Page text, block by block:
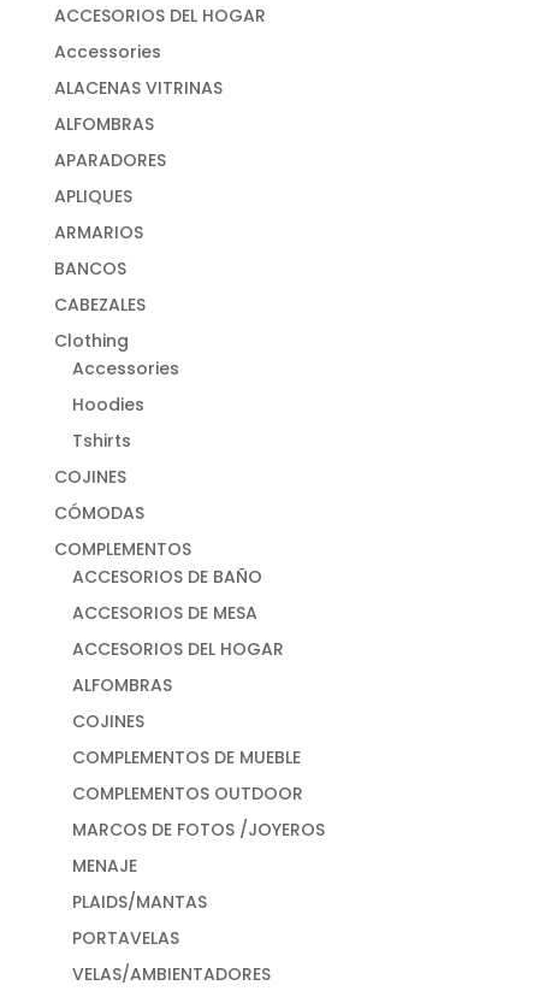
ACCESORIOS DEL HOGAR
Accessories
ALACENAS VITRINAS
ALFOMBRAS
APARADORES
APLIQUES
ARMARIOS
BANCOS
CABEZALES
Clothing
Accessories
Hoodies
Tshirts
COJINES
CÓMODAS
COMPLEMENTOS
ACCESORIOS DE BAÑO
ACCESORIOS DE MESA
ACCESORIOS DEL HOGAR
ALFOMBRAS
COJINES
COMPLEMENTOS DE MUEBLE
COMPLEMENTOS OUTDOOR
MARCOS DE FOTOS /JOYEROS
MENAJE
PLAIDS/MANTAS
PORTAVELAS
VELAS/AMBIENTADORES